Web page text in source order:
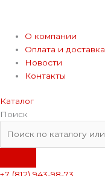
О компании
Оплата и доставка
Новости
Контакты
Каталог
Поиск
+7 (812) 943-98-73